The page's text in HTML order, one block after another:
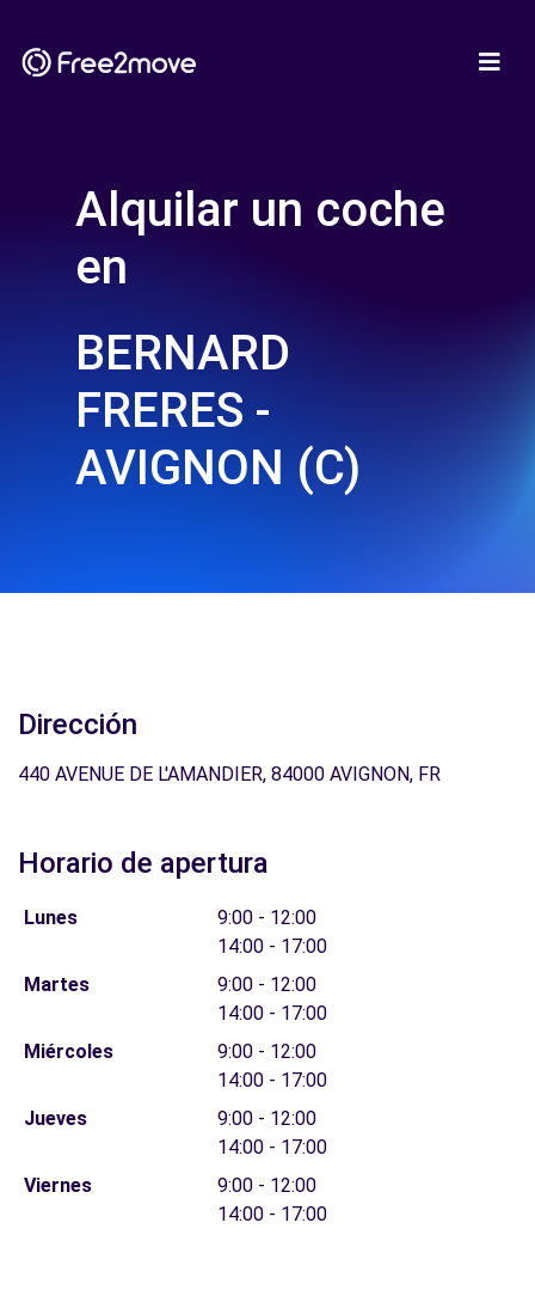
Alquilar un coche
en
BERNARD
FRERES -
AVIGNON (C)
Dirección
440 AVENUE DE L'AMANDIER, 84000 AVIGNON, FR
Horario de apertura
Lunes
9:00 - 12:00
14:00 - 17:00
Martes
9:00 - 12:00
14:00 - 17:00
Miércoles
9:00 - 12:00
14:00 - 17:00
Jueves
9:00 - 12:00
14:00 - 17:00
Viernes
9:00 - 12:00
14:00 - 17:00